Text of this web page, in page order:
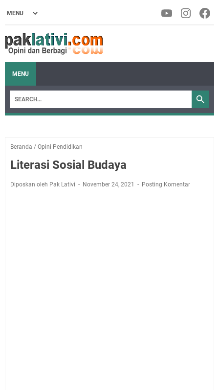
MENU
Beranda / Opini Pendidikan
Literasi Sosial Budaya
Diposkan oleh Pak Lativi November 24, 2021 Posting Komentar